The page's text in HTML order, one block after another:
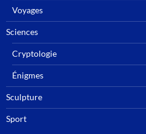
Voyages
Sciences
Cryptologie
Énigmes
Sculpture
Sport